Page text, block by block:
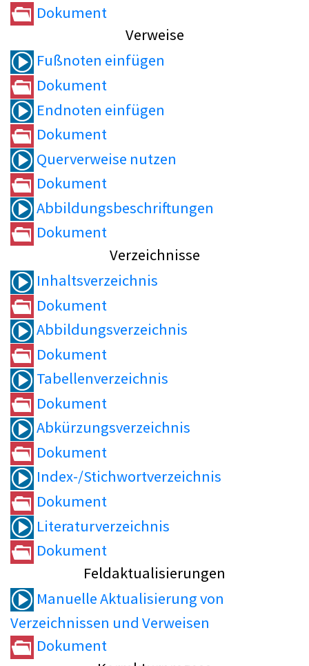
Dokument
Verweise
Fußnoten einfügen
Dokument
Endnoten einfügen
Dokument
Querverweise nutzen
Dokument
Abbildungsbeschriftungen
Dokument
Verzeichnisse
Inhaltsverzeichnis
Dokument
Abbildungsverzeichnis
Dokument
Tabellenverzeichnis
Dokument
Abkürzungsverzeichnis
Dokument
Index-/Stichwortverzeichnis
Dokument
Literaturverzeichnis
Dokument
Feldaktualisierungen
Manuelle Aktualisierung von
Verzeichnissen und Verweisen
Dokument